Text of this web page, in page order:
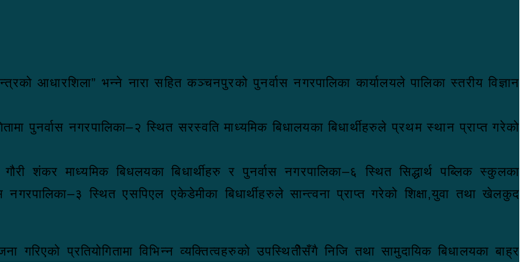
आधारशिला” भन्ने नारा सहित कञ्चनपुरको पुनर्वास नगरपालिका कार्यालयले पालिका स्तरीय विज्ञान
पुनर्वास नगरपालिका–२ स्थित सरस्वति माध्यमिक बिधालयका बिधार्थीहरुले प्रथम स्थान प्राप्त गरेको
शंकर माध्यमिक बिधलयका बिधार्थीहरु र पुनर्वास नगरपालिका–६ स्थित सिद्धार्थ पब्लिक स्कुलका
नगरपालिका–३ स्थित एसपिएल एकेडेमीका बिधार्थीहरुले सान्त्वना प्राप्त गरेको शिक्षा,युवा तथा खेलकुद
गरिएको प्रतियोगितामा विभिन्न व्यक्तित्वहरुको उपस्थितीेसँगै निजि तथा सामुदायिक बिधालयका बाह्र